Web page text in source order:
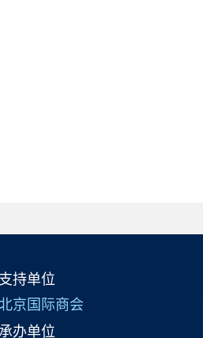
支持单位
京国际商会
承办单位